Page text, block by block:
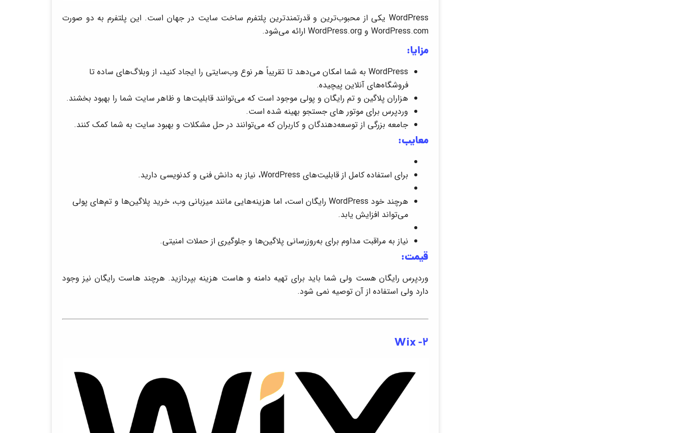
WordPress یکی از محبوب‌ترین و قدرتمندترین پلتفرم‌ ساخت سایت در جهان است. این پلتفرم به دو صورت
WordPress.com و WordPress.org ارائه می‌شود.
مزایا:
WordPress به شما امکان می‌دهد تا تقریباً هر نوع وب‌سایتی را ایجاد کنید، از وبلاگ‌های ساده تا
فروشگاه‌های آنلاین پیچیده.
هزاران پلاگین و تم رایگان و پولی موجود است که می‌توانند قابلیت‌ها و ظاهر سایت شما را بهبود بخشند.
وردپرس برای موتور های جستجو بهینه شده است.
جامعه بزرگی از توسعه‌دهندگان و کاربران که می‌توانند در حل مشکلات و بهبود سایت به شما کمک کنند.
معایب:
برای استفاده کامل از قابلیت‌های WordPress، نیاز به دانش فنی و کدنویسی دارید.
هرچند خود WordPress رایگان است، اما هزینه‌هایی مانند میزبانی وب، خرید پلاگین‌ها و تم‌های پولی
می‌تواند افزایش یابد.
نیاز به مراقبت مداوم برای به‌روزرسانی پلاگین‌ها و جلوگیری از حملات امنیتی.
قیمت:
وردپرس رایگان هست ولی شما باید برای تهیه دامنه و هاست هزینه بپردازید. هرچند هاست رایگان نیز وجود
دارد ولی استفاده از آن توصیه نمی شود.
Wix -2